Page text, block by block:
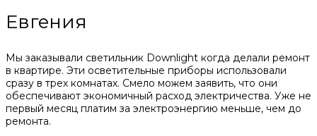
Евгения
Мы заказывали светильник Downlight когда делали ремонт
в квартире. Эти осветительные приборы использовали
сразу в трех комнатах. Смело можем заявить, что они
обеспечивают экономичный расход электричества. Уже не
первый месяц платим за электроэнергию меньше, чем до
ремонта.